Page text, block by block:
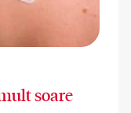
soare